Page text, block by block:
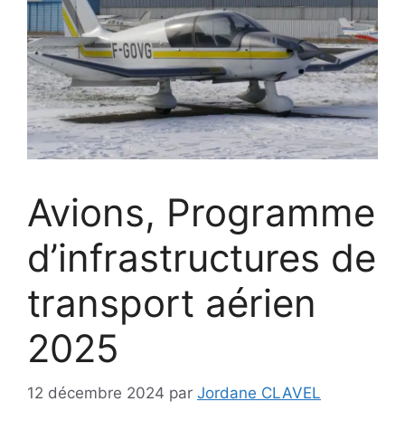
Avions, Programme
d’infrastructures de
transport aérien
2025
12 décembre 2024 par Jordane CLAVEL